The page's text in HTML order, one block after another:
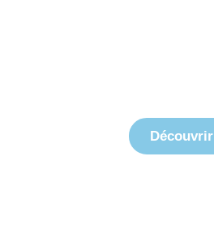
Découvrir